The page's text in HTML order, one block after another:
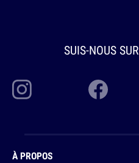
SUIS-NOUS SUR
À PROPOS